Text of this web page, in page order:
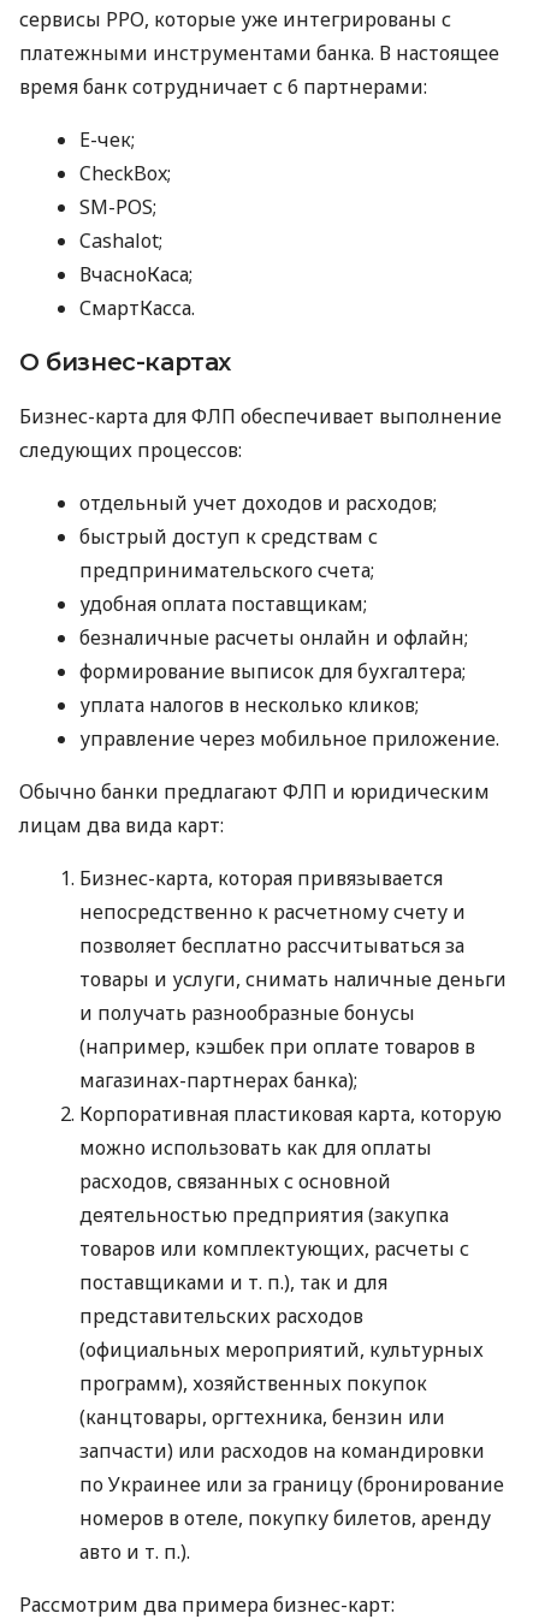
сервисы РРО, которые уже интегрированы с
платежными инструментами банка. В настоящее
время банк сотрудничает с 6 партнерами:
E-чек;
CheckBox;
SM-POS;
Cashalot;
ВчасноКаса;
СмартКасса.
О бизнес-картах
Бизнес-карта для ФЛП обеспечивает выполнение
следующих процессов:
отдельный учет доходов и расходов;
быстрый доступ к средствам с
предпринимательского счета;
удобная оплата поставщикам;
безналичные расчеты онлайн и офлайн;
формирование выписок для бухгалтера;
уплата налогов в несколько кликов;
управление через мобильное приложение.
Обычно банки предлагают ФЛП и юридическим
лицам два вида карт:
Бизнес-карта, которая привязывается
непосредственно к расчетному счету и
позволяет бесплатно рассчитываться за
товары и услуги, снимать наличные деньги
и получать разнообразные бонусы
(например, кэшбек при оплате товаров в
магазинах-партнерах банка);
Корпоративная пластиковая карта, которую
можно использовать как для оплаты
расходов, связанных с основной
деятельностью предприятия (закупка
товаров или комплектующих, расчеты с
поставщиками и т. п.), так и для
представительских расходов
(официальных мероприятий, культурных
программ), хозяйственных покупок
(канцтовары, оргтехника, бензин или
запчасти) или расходов на командировки
по Украинее или за границу (бронирование
номеров в отеле, покупку билетов, аренду
авто и т. п.).
Рассмотрим два примера бизнес-карт: